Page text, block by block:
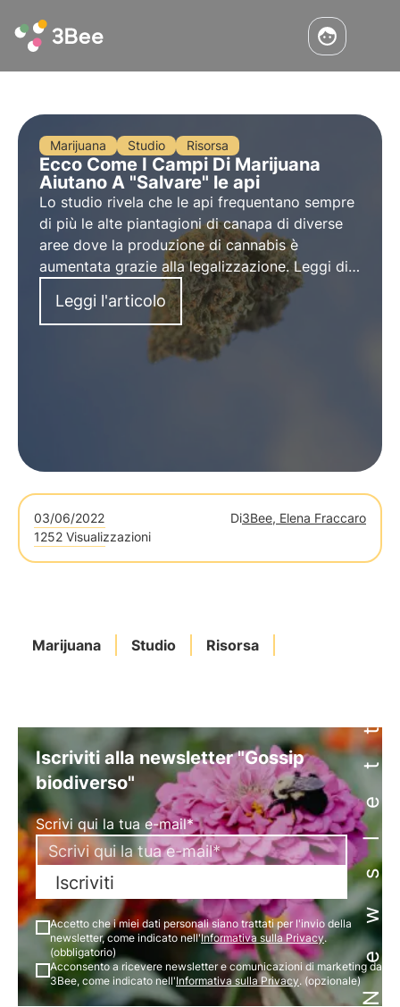
Marijuana Studio Risorsa
Ecco Come I Campi Di Marijuana
Aiutano A "Salvare" le api
Lo studio rivela che le api frequentano sempre
di più le alte piantagioni di canapa di diverse
aree dove la produzione di cannabis è
aumentata grazie alla legalizzazione. Leggi di
più sul nostro blog!
Leggi l'articolo
03/06/2022 Di3Bee, Elena Fraccaro
1252 Visualizzazioni
Marijuana Studio Risorsa Newsletter
Iscriviti alla newsletter "Gossip
biodiverso"
Scrivi qui la tua e-mail*
Iscriviti
Accetto che i miei dati personali siano trattati per l'invio della
newsletter, come indicato nell'Informativa sulla Privacy.
(obbligatorio)
Acconsento a ricevere newsletter e comunicazioni di marketing da
3Bee, come indicato nell'Informativa sulla Privacy. (opzionale)